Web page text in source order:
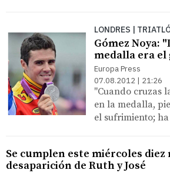
LONDRES |
Gómez Noya:
medalla era
Europa Press
07.08.2012 | 21:26
"Cuando cruzas
en la medalla,
el sufrimiento;
Se cumplen este miércoles diez
desaparición de Ruth y José